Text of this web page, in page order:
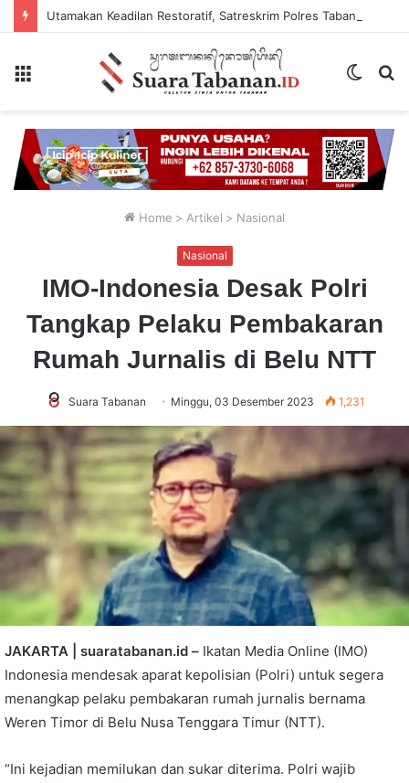
Switch
Home > Artikel > Nasional
Nasional
IMO-Indonesia Desak Polri
Tangkap Pelaku Pembakaran
Rumah Jurnalis di Belu NTT
Suara Tabanan Minggu, 03 Desember 2023 1,231
JAKARTA | suaratabanan.id – Ikatan Media Online (IMO)
Indonesia mendesak aparat kepolisian (Polri) untuk segera
menangkap pelaku pembakaran rumah jurnalis bernama
Weren Timor di Belu Nusa Tenggara Timur (NTT).
“Ini kejadian memilukan dan sukar diterima. Polri wajib